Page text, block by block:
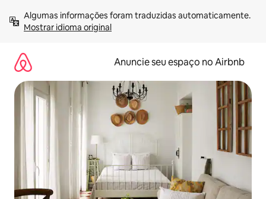
para
Mostrar idioma original
Anuncie seu espaço no Airbnb